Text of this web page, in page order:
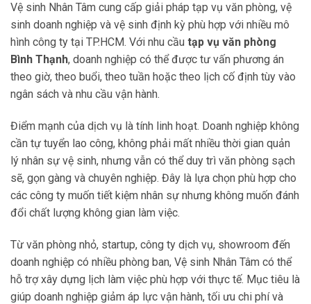
Vệ sinh Nhân Tâm cung cấp giải pháp tạp vụ văn phòng, vệ
sinh doanh nghiệp và vệ sinh định kỳ phù hợp với nhiều mô
hình công ty tại TP.HCM. Với nhu cầu tạp vụ văn phòng
Bình Thạnh, doanh nghiệp có thể được tư vấn phương án
theo giờ, theo buổi, theo tuần hoặc theo lịch cố định tùy vào
ngân sách và nhu cầu vận hành.
Điểm mạnh của dịch vụ là tính linh hoạt. Doanh nghiệp không
cần tự tuyển lao công, không phải mất nhiều thời gian quản
lý nhân sự vệ sinh, nhưng vẫn có thể duy trì văn phòng sạch
sẽ, gọn gàng và chuyên nghiệp. Đây là lựa chọn phù hợp cho
các công ty muốn tiết kiệm nhân sự nhưng không muốn đánh
đổi chất lượng không gian làm việc.
Từ văn phòng nhỏ, startup, công ty dịch vụ, showroom đến
doanh nghiệp có nhiều phòng ban, Vệ sinh Nhân Tâm có thể
hỗ trợ xây dựng lịch làm việc phù hợp với thực tế. Mục tiêu là
giúp doanh nghiệp giảm áp lực vận hành, tối ưu chi phí và